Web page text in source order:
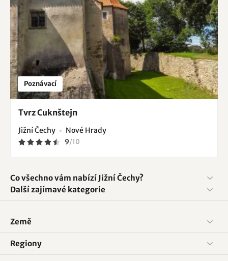
Poznávací
Tvrz Cuknštejn
Jižní Čechy Nové Hrady
9/10
Co všechno vám nabízí Jižní Čechy?
Další zajímavé kategorie
Země
Regiony